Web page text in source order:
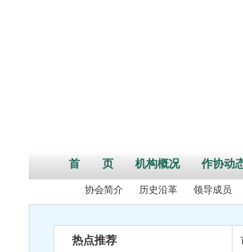
首 页 机构概况 作协动
协会简介 历史沿革 领导成员
热点推荐